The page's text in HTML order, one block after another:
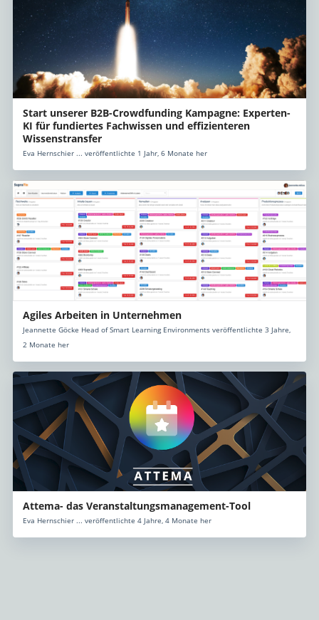
Start unserer B2B-Crowdfunding Kampagne: Experten-
KI für fundiertes Fachwissen und effizienteren
Wissenstransfer
Eva Hernschier ... veröffentlichte 1 Jahr, 6 Monate her
Agiles Arbeiten in Unternehmen
Jeannette Göcke Head of Smart Learning Environments veröffentlichte 3 Jahre,
2 Monate her
Attema- das Veranstaltungsmanagement-Tool
Eva Hernschier ... veröffentlichte 4 Jahre, 4 Monate her